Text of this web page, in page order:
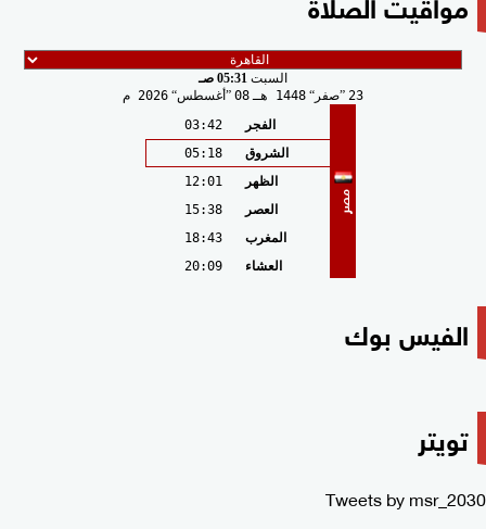
السبت 05:31 صـ
23 صفر 1448 هـ 08 أغسطس 2026 م
مصر
الفجر
03:42
الشروق
05:18
الظهر
12:01
العصر
15:38
المغرب
18:43
العشاء
20:09
الفيس بوك
تويتر
Tweets by msr_2030